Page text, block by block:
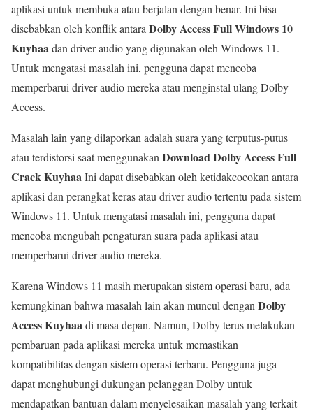
aplikasi untuk membuka atau berjalan dengan benar. Ini bisa
disebabkan oleh konflik antara Dolby Access Full Windows 10
Kuyhaadan driver audio yang digunakan oleh Windows 11.
Untuk mengatasi masalah ini, pengguna dapat mencoba
memperbarui driver audio mereka atau menginstal ulang Dolby
Access.
Masalah lain yang dilaporkan adalah suara yang terputus-putus
atau terdistorsi saat menggunakan Download Dolby Access Full
Crack KuyhaaIni dapat disebabkan oleh ketidakcocokan antara
aplikasi dan perangkat keras atau driver audio tertentu pada sistem
Windows 11. Untuk mengatasi masalah ini, pengguna dapat
mencoba mengubah pengaturan suara pada aplikasi atau
memperbarui driver audio mereka.
Karena Windows 11 masih merupakan sistem operasi baru, ada
kemungkinan bahwa masalah lain akan muncul dengan Dolby
Access Kuyhaadi masa depan. Namun, Dolby terus melakukan
pembaruan pada aplikasi mereka untuk memastikan
kompatibilitas dengan sistem operasi terbaru. Pengguna juga
dapat menghubungi dukungan pelanggan Dolby untuk
mendapatkan bantuan dalam menyelesaikan masalah yang terkait